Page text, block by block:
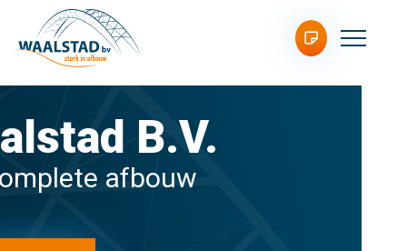
B.V.
afbouw